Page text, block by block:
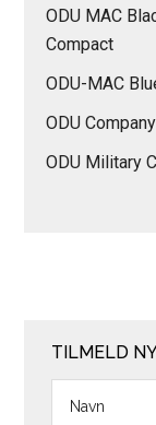
ODU MAC
Compact
ODU-MAC
ODU
ODU Military
TILMELD